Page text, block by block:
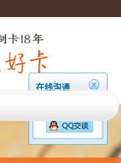
在线沟通